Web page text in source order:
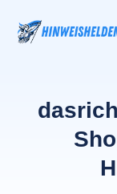
Inhalt
springen